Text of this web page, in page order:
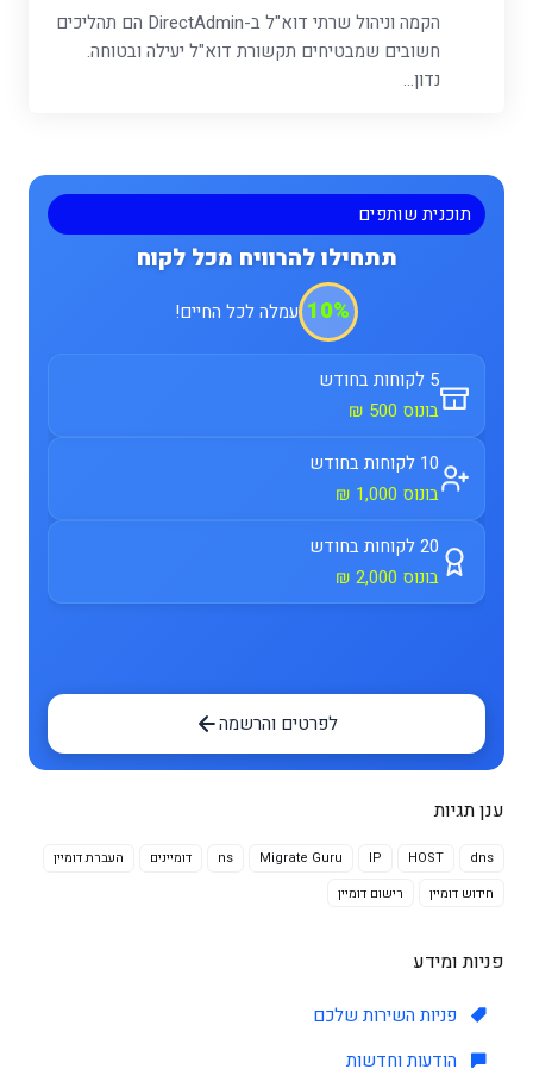
תוכנית שותפים
תתחילו להרוויח מכל לקוח
10% עמלה לכל החיים!
5 לקוחות בחודש
בונוס 500 ₪
10 לקוחות בחודש
בונוס 1,000 ₪
20 לקוחות בחודש
בונוס 2,000 ₪
לפרטים והרשמה
ענן תגיות
dns
HOST
IP
Migrate Guru
ns דומיינים
העברת דומיין
חידוש דומיין
רישום דומיין
פניות ומידע
פניות השירות שלכם
הודעות וחדשות
הקמה וניהול שרתי דוא"ל ב-DirectAdmin הם תהליכים
חשובים שמבטיחים תקשורת דוא"ל יעילה ובטוחה.
נדון...